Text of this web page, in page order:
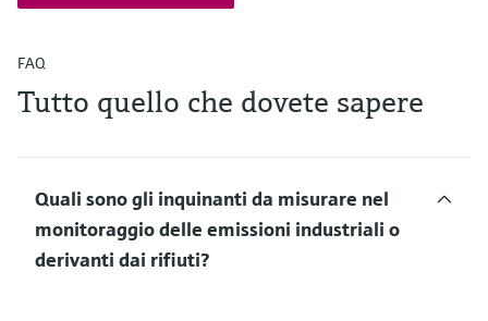
FAQ
Tutto quello che dovete sapere
Quali sono gli inquinanti da misurare nel
monitoraggio delle emissioni industriali o
derivanti dai rifiuti?